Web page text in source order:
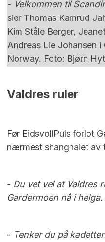
- Velkommen til
sier Thomas Kamrud
Kim Ståle Berger,
Andreas Lie Johansen i
Norway. Foto: Bjørn
Valdres ruler
Før EidsvollPuls forlot
nærmest shanghaiet av
- Du vet vel at Valdres
Gardermoen nå i helga.
- Tenker du på